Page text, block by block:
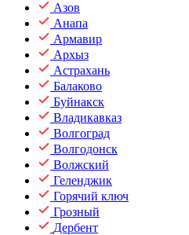
Азов
Анапа
Армавир
Архыз
Астрахань
Балаково
Буйнакск
Владикавказ
Волгоград
Волгодонск
Волжский
Геленджик
Горячий ключ
Грозный
Дербент